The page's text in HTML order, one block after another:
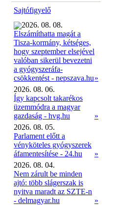
Sajtófigyelő
2026. 08. 08.
Elszámíthatta magát a
Tisza-kormány, kétséges,
hogy szeptember elsejével
valóban sikerül bevezetni
a gyógyszeráfa-
csökkentést - nepszava.hu»
2026. 08. 06.
Így kapcsolt takarékos
üzemmódra a magyar
gazdaság - hvg.hu
»
2026. 08. 05.
Parlament előtt a
vényköteles gyógyszerek
áfamentesítése - 24.hu
»
2026. 08. 04.
Nem zárult be minden
ajtó: több slágerszak is
nyitva maradt az SZTE-n
- delmagyar.hu
»